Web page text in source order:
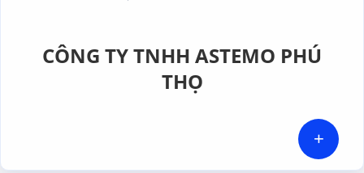
CÔNG TY TNHH ASTEMO PHÚ
THỌ
+